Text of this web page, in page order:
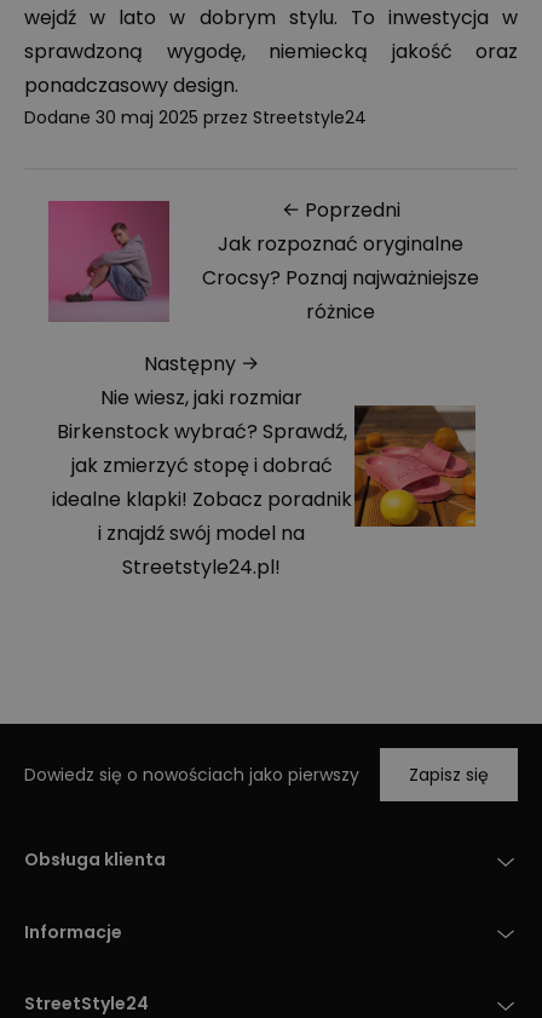
wejdź w lato w dobrym stylu. To inwestycja w
sprawdzoną wygodę, niemiecką jakość oraz
ponadczasowy design.
Dodane 30 maj 2025 przez Streetstyle24
← Poprzedni
Jak rozpoznać oryginalne
Crocsy? Poznaj najważniejsze
różnice
Następny →
Nie wiesz, jaki rozmiar
Birkenstock wybrać? Sprawdź,
jak zmierzyć stopę i dobrać
idealne klapki! Zobacz poradnik
i znajdź swój model na
Streetstyle24.pl!
Dowiedz się o nowościach jako pierwszy Zapisz się
Obsługa klienta
Informacje
StreetStyle24